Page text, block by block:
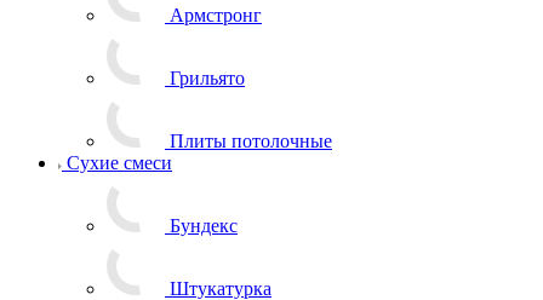
Армстронг
Грильято
Плиты потолочные
Сухие смеси
Бундекс
Штукатурка